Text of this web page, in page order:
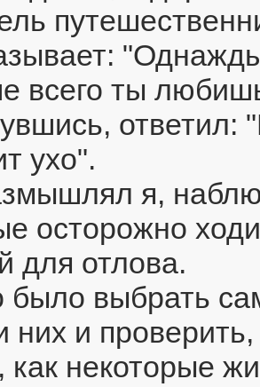
всего ты
ответил:
ухо".
я,
осторожно
для отлова.
было выбрать
них и
как некоторые